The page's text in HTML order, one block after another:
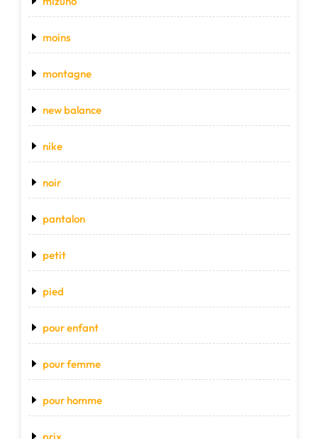
moins
montagne
new balance
nike
noir
pantalon
petit
pied
pour enfant
pour femme
pour homme